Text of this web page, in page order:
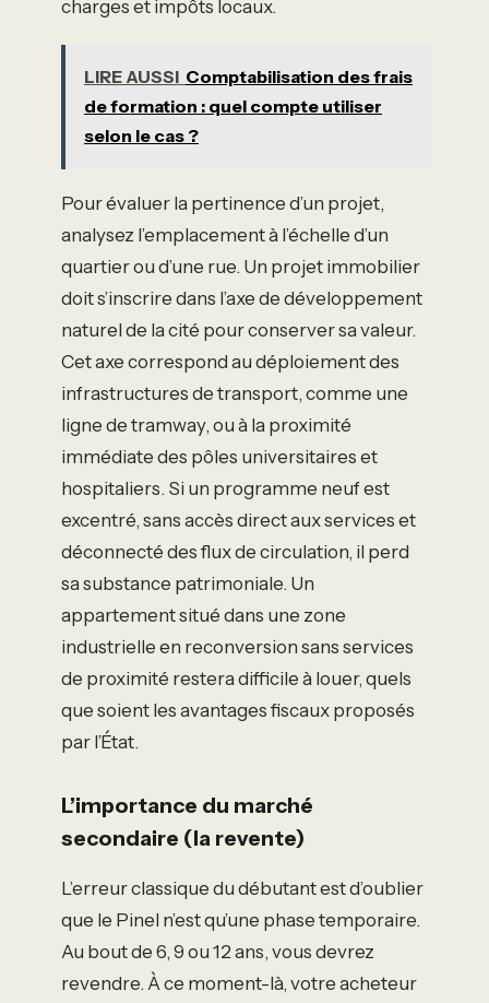
charges et impôts locaux.
LIRE AUSSI Comptabilisation des frais
de formation : quel compte utiliser
selon le cas ?
Pour évaluer la pertinence d’un projet,
analysez l’emplacement à l’échelle d’un
quartier ou d’une rue. Un projet immobilier
doit s’inscrire dans l’axe de développement
naturel de la cité pour conserver sa valeur.
Cet axe correspond au déploiement des
infrastructures de transport, comme une
ligne de tramway, ou à la proximité
immédiate des pôles universitaires et
hospitaliers. Si un programme neuf est
excentré, sans accès direct aux services et
déconnecté des flux de circulation, il perd
sa substance patrimoniale. Un
appartement situé dans une zone
industrielle en reconversion sans services
de proximité restera difficile à louer, quels
que soient les avantages fiscaux proposés
par l’État.
L’importance du marché
secondaire (la revente)
L’erreur classique du débutant est d’oublier
que le Pinel n’est qu’une phase temporaire.
Au bout de 6, 9 ou 12 ans, vous devrez
revendre. À ce moment-là, votre acheteur